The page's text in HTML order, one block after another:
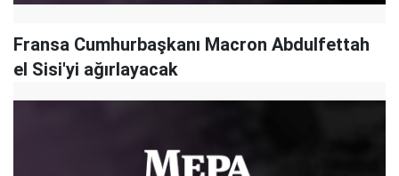
Fransa Cumhurbaşkanı Macron Abdulfettah
el Sisi'yi ağırlayacak